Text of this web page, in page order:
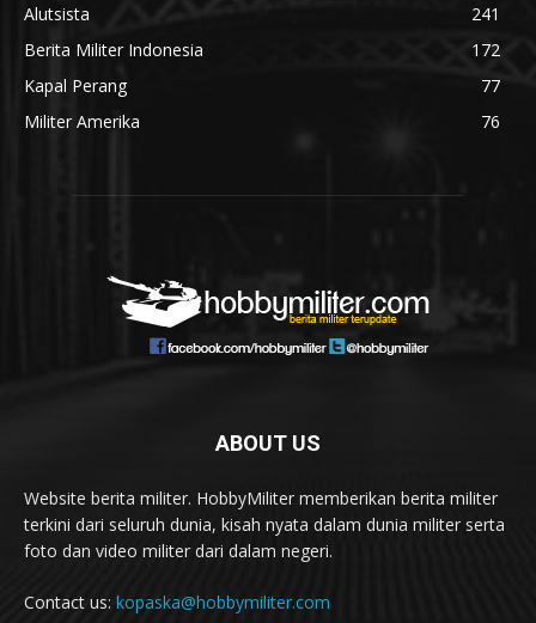
Alutsista
241
Berita Militer Indonesia
172
Kapal Perang
77
Militer Amerika
76
ABOUT US
Website berita militer. HobbyMiliter memberikan berita militer
terkini dari seluruh dunia, kisah nyata dalam dunia militer serta
foto dan video militer dari dalam negeri.
Contact us: kopaska@hobbymiliter.com